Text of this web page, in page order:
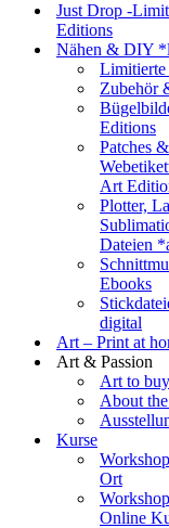
Just Drop -
Editions
Nähen & DIY
Limitierte
Zubehör
Editions
Patches &
Art
Plotter,
Dateien
Ebooks
digital
Art – Print at
Art & Passion
Art to buy
About
Kurse
Ort
Online